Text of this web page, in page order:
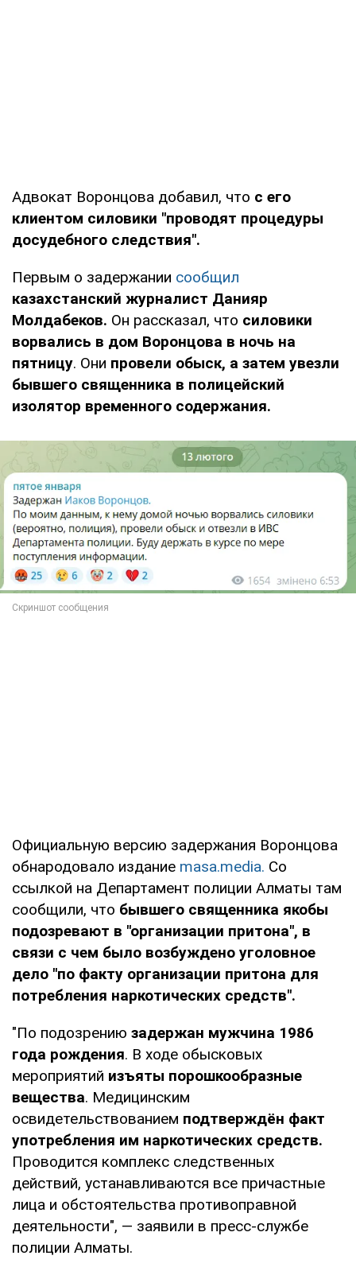
Адвокат Воронцова добавил, что с его
клиентом силовики "проводят процедуры
досудебного следствия".
Первым о задержании сообщил
казахстанский журналист Данияр
Молдабеков. Он рассказал, что силовики
ворвались в дом Воронцова в ночь на
пятницу. Они провели обыск, а затем увезли
бывшего священника в полицейский
изолятор временного содержания.
Официальную версию задержания Воронцова
обнародовало издание masa.media. Со
ссылкой на Департамент полиции Алматы там
сообщили, что бывшего священника якобы
подозревают в "организации притона", в
связи с чем было возбуждено уголовное
дело "по факту организации притона для
потребления наркотических средств".
"По подозрению задержан мужчина 1986
года рождения. В ходе обысковых
мероприятий изъяты порошкообразные
вещества. Медицинским
освидетельствованием подтверждён факт
употребления им наркотических средств.
Проводится комплекс следственных
действий, устанавливаются все причастные
лица и обстоятельства противоправной
деятельности", — заявили в пресс-службе
полиции Алматы.